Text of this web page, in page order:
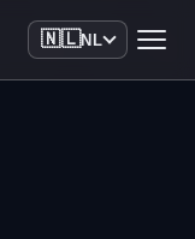
🇳🇱NL